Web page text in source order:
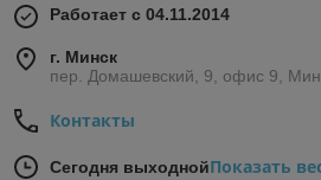
Работает с 04.11.2014
г. Минск
пер. Домашевский, 9, офис 9,
Контакты
Сегодня выходнойПоказать